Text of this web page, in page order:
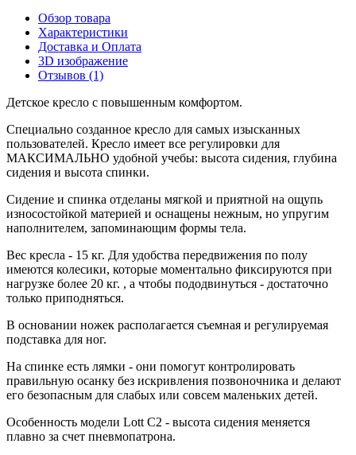
Обзор товара
Характеристики
Доставка и Оплата
3D изображение
Отзывов (1)
Детское кресло с повышенным комфортом.
Специально созданное кресло для самых изысканных
пользователей. Кресло имеет все регулировки для
МАКСИМАЛЬНО удобной учебы: высота сидения, глубина
сидения и высота спинки.
Сидение и спинка отделаны мягкой и приятной на ощупь
износостойкой материей и оснащены нежным, но упругим
наполнителем, запоминающим формы тела.
Вес кресла - 15 кг. Для удобства передвижения по полу
имеются колесики, которые моментально фиксируются при
нагрузке более 20 кг. , а чтобы пододвинуться - достаточно
только приподняться.
В основании ножек располагается съемная и регулируемая
подставка для ног.
На спинке есть лямки - они помогут контролировать
правильную осанку без искривления позвоночника и делают
его безопасным для слабых или совсем маленьких детей.
Особенность модели Lott С2 - высота сидения меняется
плавно за счет пневмопатрона.